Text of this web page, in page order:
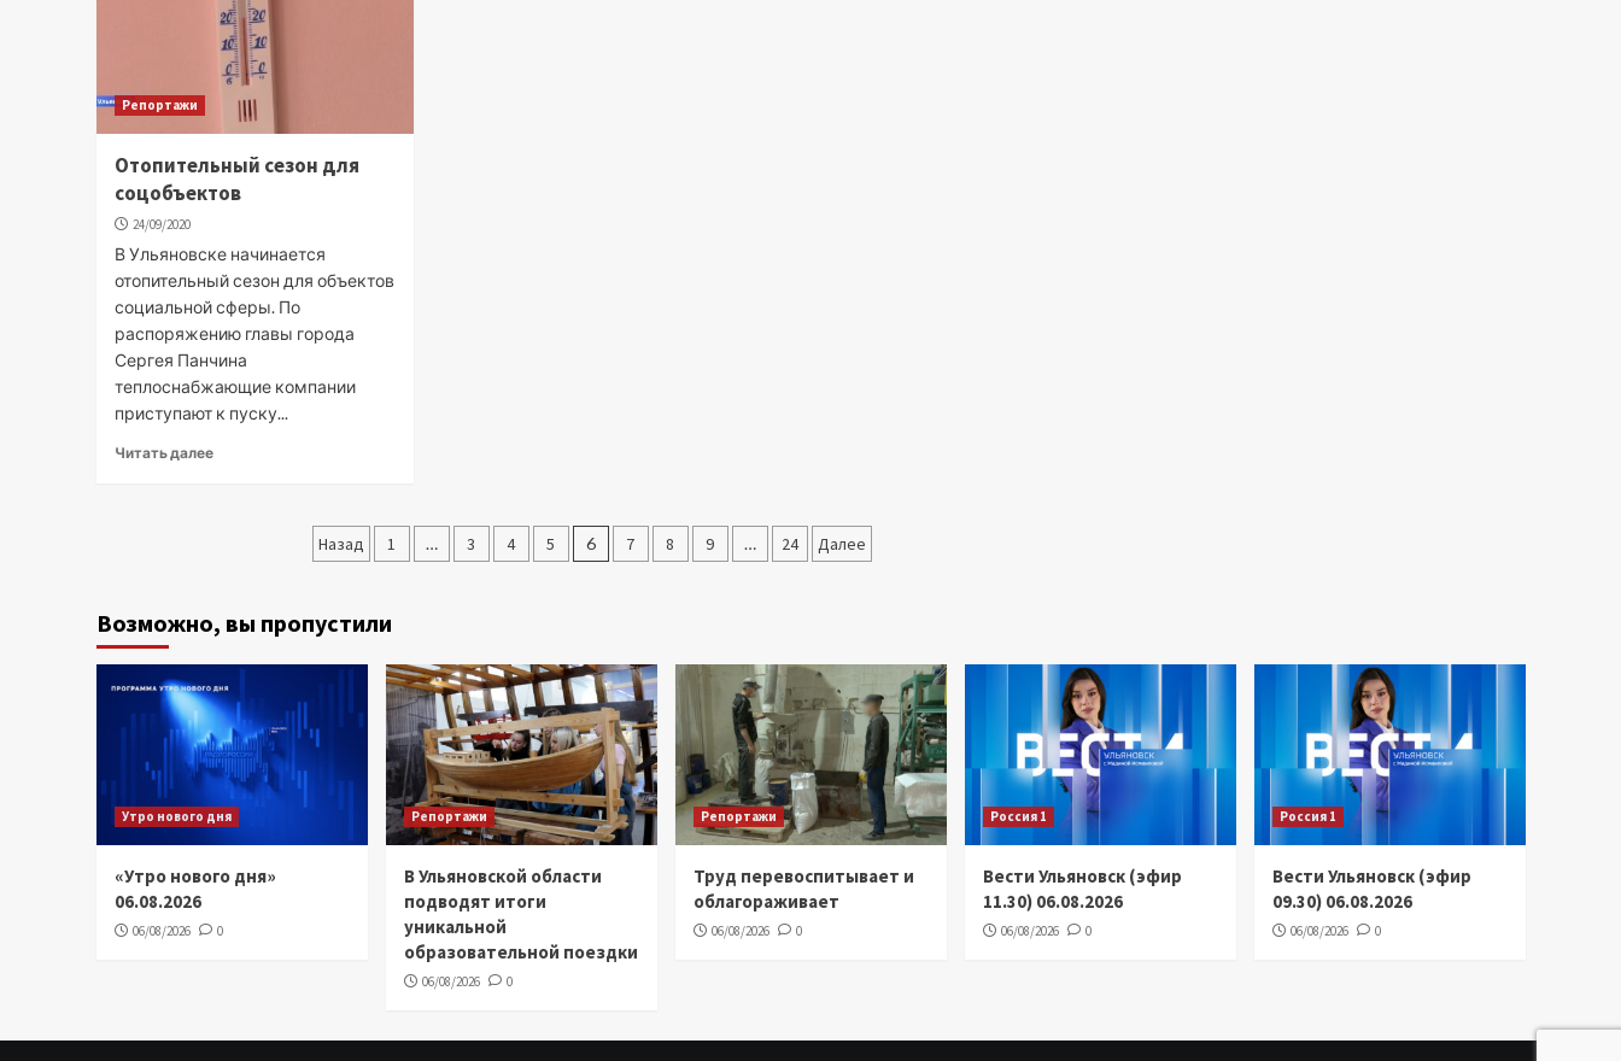
Репортажи
Отопительный сезон для
соцобъектов
24/09/2020
В Ульяновске начинается
отопительный сезон для объектов
социальной сферы. По
распоряжению главы города
Сергея Панчина
теплоснабжающие компании
приступают к пуску...
Читать далее
Пагинация
Назад 1 … 3 4 5 6 7 8 9 … 24 Далее
Возможно, вы пропустили
Утро нового дня
«Утро нового дня»
06.08.2026
06/08/2026 0
Репортажи
В Ульяновской области
подводят итоги
уникальной
образовательной поездки
06/08/2026 0
Репортажи
Труд перевоспитывает и
облагораживает
06/08/2026 0
Россия 1
Вести Ульяновск (эфир
11.30) 06.08.2026
06/08/2026 0
Россия 1
Вести Ульяновск (эфир
09.30) 06.08.2026
06/08/2026 0